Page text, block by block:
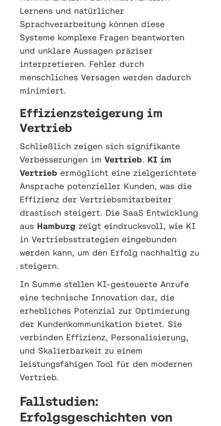
Lernens und natürlicher
Sprachverarbeitung können diese
Systeme komplexe Fragen beantworten
und unklare Aussagen präziser
interpretieren. Fehler durch
menschliches Versagen werden dadurch
minimiert.
Effizienzsteigerung im
Vertrieb
Schließlich zeigen sich signifikante
Verbesserungen im Vertrieb
KI im
Vertrieb ermöglicht eine zielgerichtete
Ansprache potenzieller Kunden, was die
Effizienz der Vertriebsmitarbeiter
drastisch steigert. Die SaaS Entwicklung
aus Hamburg zeigt eindrucksvoll, wie KI
in Vertriebsstrategien eingebunden
werden kann, um den Erfolg nachhaltig zu
steigern.
In Summe stellen KI-gesteuerte Anrufe
eine technische Innovation dar, die
erhebliches Potenzial zur Optimierung
der Kundenkommunikation bietet. Sie
verbinden Effizienz, Personalisierung,
und Skalierbarkeit zu einem
leistungsfähigen Tool für den modernen
Vertrieb.
Fallstudien:
Erfolgsgeschichten von